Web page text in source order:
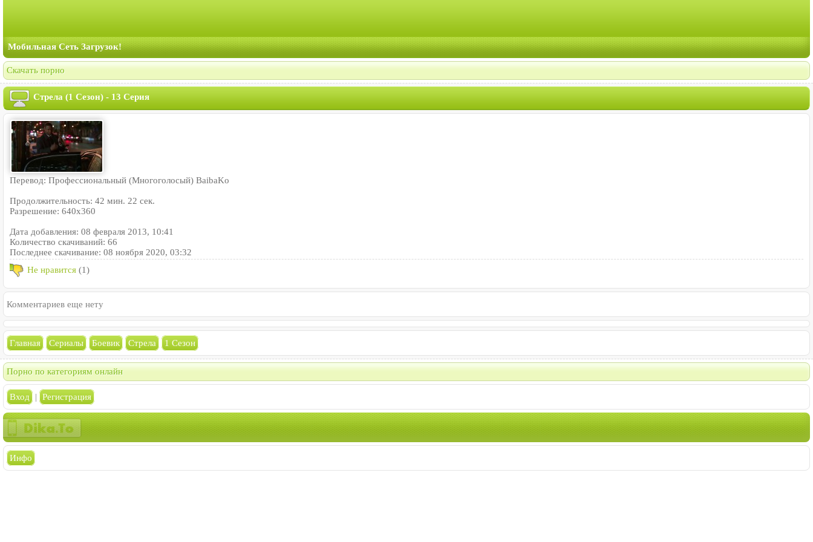
Мобильная Сеть Загрузок!
Скачать порно
Стрела (1 Сезон) - 13 Серия
Перевод: Профессиональный (Многоголосый) BaibaKo
Продолжительность: 42 мин. 22 сек.
Разрешение: 640x360
Дата добавления: 08 февраля 2013, 10:41
Количество скачиваний: 66
Последнее скачивание: 08 ноября 2020, 03:32
Не нравится (1)
Комментариев еще нету
Главная Сериалы Боевик Стрела 1 Сезон
Порно по категориям онлайн
Вход | Регистрация
Инфо